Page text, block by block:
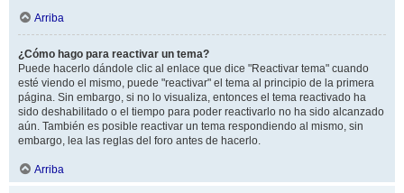
Arriba
¿Cómo hago para reactivar un tema?
Puede hacerlo dándole clic al enlace que dice "Reactivar tema" cuando
esté viendo el mismo, puede "reactivar" el tema al principio de la primera
página. Sin embargo, si no lo visualiza, entonces el tema reactivado ha
sido deshabilitado o el tiempo para poder reactivarlo no ha sido alcanzado
aún. También es posible reactivar un tema respondiendo al mismo, sin
embargo, lea las reglas del foro antes de hacerlo.
Arriba